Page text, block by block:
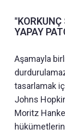
YAPAY
Aşamayla
tasarlamak
Johns
Moritz